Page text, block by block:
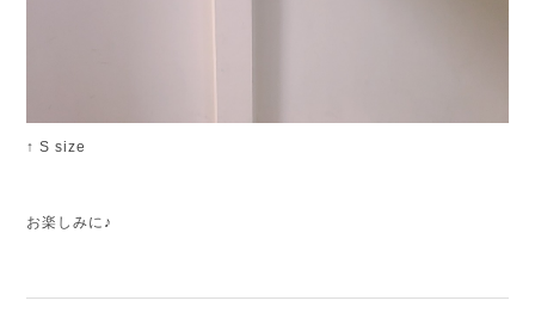
↑ S size
お楽しみに♪